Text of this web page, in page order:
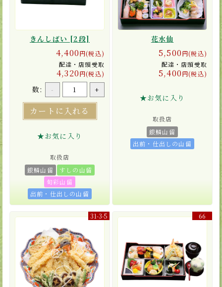
きんしばい [2段]
4,400円(税込)
配達・店頭受取
4,320円(税込)
数: - +
カートに入れる
★お気に入り
取扱店
銀鱗山留
すしの山留
旬彩山留
出前・仕出しの山留
花水仙
5,500円(税込)
配達・店頭受取
5,400円(税込)
★お気に入り
取扱店
銀鱗山留
出前・仕出しの山留
31-3-5 66